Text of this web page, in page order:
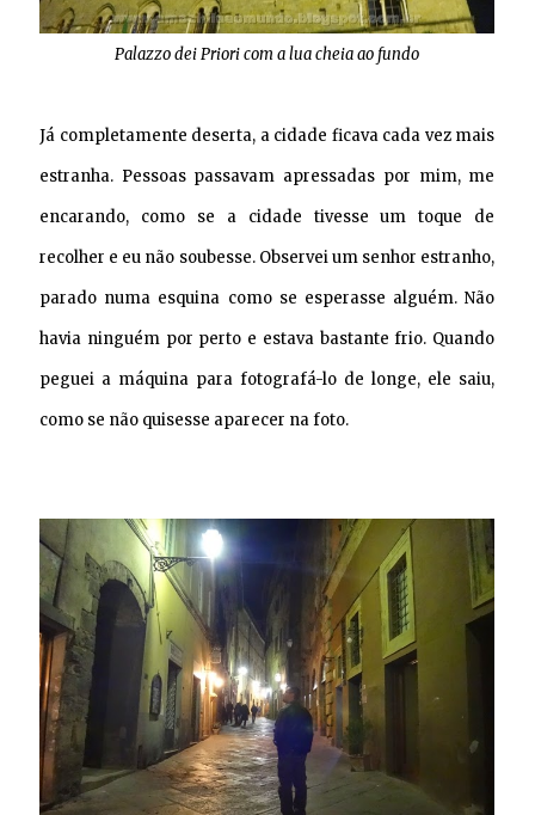
Palazzo dei Priori com a lua cheia ao fundo
Já completamente deserta, a cidade ficava cada vez mais
estranha. Pessoas passavam apressadas por mim, me
encarando, como se a cidade tivesse um toque de
recolher e eu não soubesse. Observei um senhor estranho,
parado numa esquina como se esperasse alguém. Não
havia ninguém por perto e estava bastante frio. Quando
peguei a máquina para fotografá-lo de longe, ele saiu,
como se não quisesse aparecer na foto.